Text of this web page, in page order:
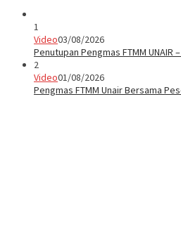
1
Video03/08/2026
Penutupan Pengmas FTMM UNAIR
2
Video01/08/2026
Pengmas FTMM Unair Bersama